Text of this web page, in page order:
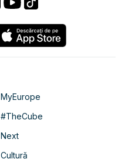
MyEurope
#TheCube
Next
Cultură